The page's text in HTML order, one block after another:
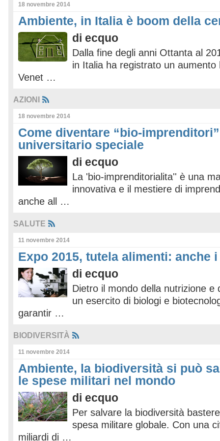
18 novembre 2014
Ambiente, in Italia è boom della
di ecquo
Dalla fine degli anni Ottanta al
in Italia ha registrato un
Venet …
AZIONI
18 novembre 2014
Come diventare “bio-
universitario speciale
di ecquo
La 'bio-imprenditorialita'' è una
innovativa e il mestiere di
anche all …
SALUTE
11 novembre 2014
Expo 2015, tutela alimenti: anche
di ecquo
Dietro il mondo della nutrizione e
un esercito di biologi e
garantir …
BIODIVERSITÀ
11 novembre 2014
Ambiente, la biodiversità si può
le spese militari nel mondo
di ecquo
Per salvare la biodiversità
spesa militare globale. Con una
miliardi di …